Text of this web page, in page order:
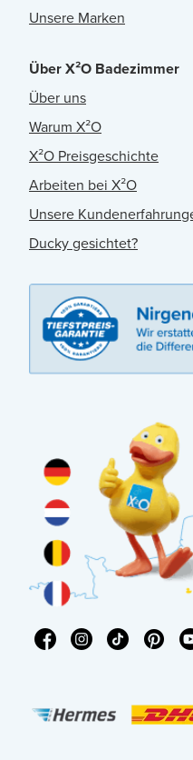
Unsere Marken
Über X²O Badezimmer
Über uns
Warum X²O
X²O Preisgeschichte
Arbeiten bei X²O
Unsere
Ducky gesichtet?